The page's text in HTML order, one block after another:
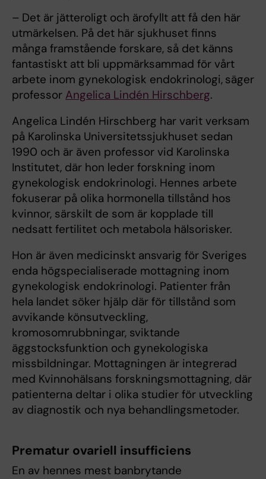
– Det är jätteroligt och ärofyllt att få den här
utmärkelsen. På det här sjukhuset finns
många framstående forskare, så det känns
fantastiskt att bli uppmärksammad för vårt
arbete inom gynekologisk endokrinologi, säger
professor Angelica Lindén Hirschberg.
Angelica Lindén Hirschberg har varit verksam
på Karolinska Universitetssjukhuset sedan
1990 och är även professor vid Karolinska
Institutet, där hon leder forskning inom
gynekologisk endokrinologi. Hennes arbete
fokuserar på olika hormonella tillstånd hos
kvinnor, särskilt de som är kopplade till
nedsatt fertilitet och metabola hälsorisker.
Hon är även medicinskt ansvarig för Sveriges
enda högspecialiserade mottagning inom
gynekologisk endokrinologi. Patienter från
hela landet söker hjälp där för tillstånd som
avvikande könsutveckling,
kromosomrubbningar, sviktande
äggstocksfunktion och gynekologiska
missbildningar. Mottagningen är integrerad
med Kvinnohälsans forskningsmottagning, där
patienterna deltar i olika studier för utveckling
av diagnostik och nya behandlingsmetoder.
Prematur ovariell insufficiens
En av hennes mest banbrytande